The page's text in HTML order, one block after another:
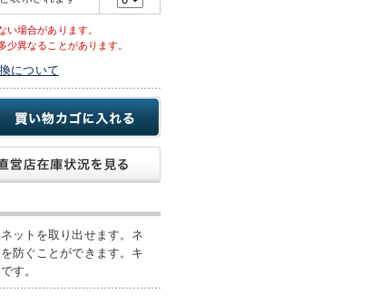
場合があります。
異なることがあります。
について
ットを取り出せます。ネ
防ぐことができます。キ
す。